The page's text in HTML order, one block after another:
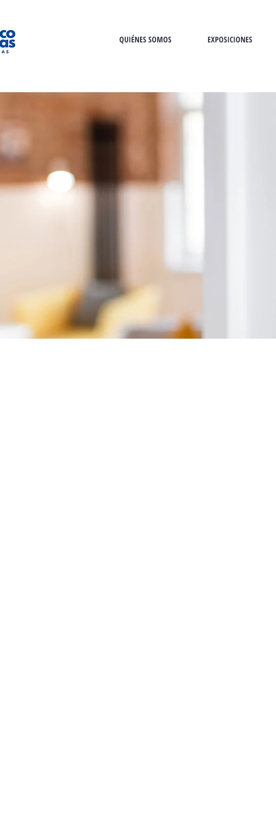
QUIÉNES SOMOS EXPOSICIONES